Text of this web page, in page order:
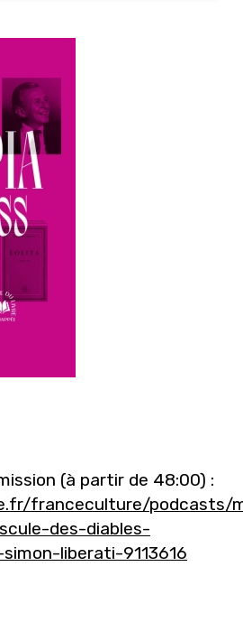
(à partir de 48:00) :
franceculture/podcasts/
des-diables-
liberati-9113616